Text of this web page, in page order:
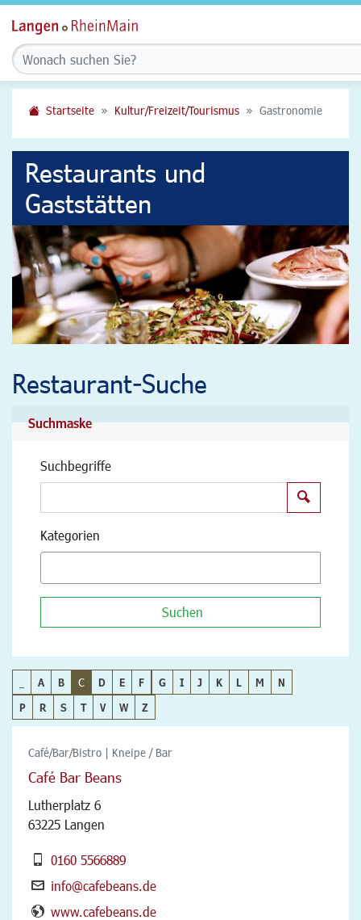
Startseite Kultur/Freizeit/Tourismus Gastronomie
Restaurants und
Gaststätten
Restaurant-Suche
Suchmaske
Suchbegriffe
Kategorien
Suchen
A B C D E F G I J K L M
N
P
R S T V W Z
Café/Bar/Bistro | Kneipe / Bar
Café Bar Beans
Lutherplatz 6
63225 Langen
0160 5566889
info@cafebeans.de
www.cafebeans.de